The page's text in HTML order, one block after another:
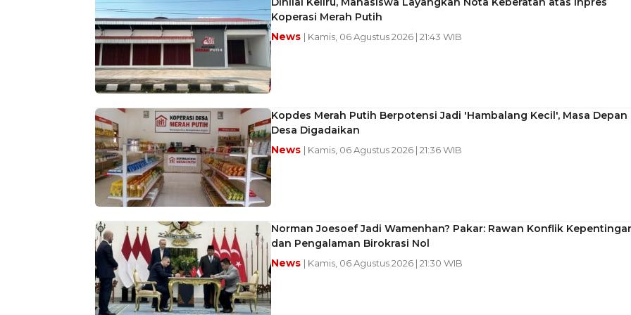
Koperasi Merah Putih
News | Kamis, 06 Agustus 2026 | 21:43 WIB
Kopdes Merah Putih Berpotensi Jadi 'Hambalang Kecil', Masa Depan
Desa Digadaikan
News | Kamis, 06 Agustus 2026 | 21:36 WIB
Norman Joesoef Jadi Wamenhan? Pakar: Rawan Konflik
dan Pengalaman Birokrasi Nol
News | Kamis, 06 Agustus 2026 | 21:30 WIB